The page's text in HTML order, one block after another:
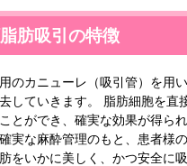
肪吸引の特徴
のカニューレ（吸引管）を用
していきます。 脂肪細胞を
とができ、確実な効果が得ら
実な麻酔管理のもと、患者様
をいかに美しく、かつ安全に